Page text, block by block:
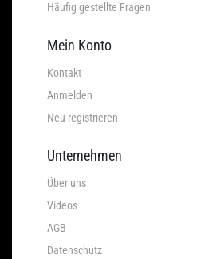
Häufig gestellte Fragen
Mein Konto
Kontakt
Anmelden
Neu registrieren
Unternehmen
Über uns
Videos
AGB
Datenschutz